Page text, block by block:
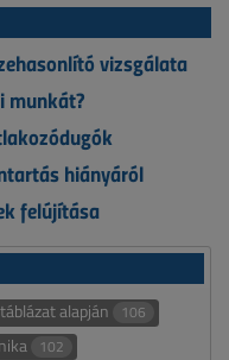
vizsgálata
munkát?
hiányáról
felújítása
alapján 106
102